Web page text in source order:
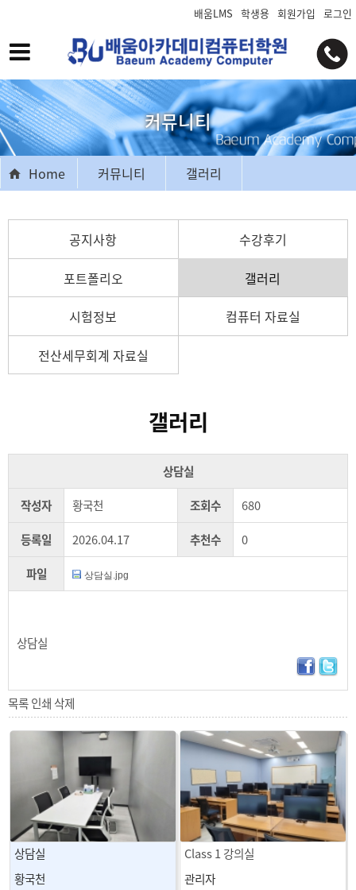
배움LMS 학생용 회원가입 로그인
커뮤니티
Home 커뮤니티 갤러리
공지사항 수강후기
포트폴리오 갤러리
시험정보 컴퓨터 자료실
전산세무회계 자료실
갤러리
상담실
작성자
황국천 조회수
680
등록일
2026.04.17 추천수
0
파일
상담실.jpg
상담실
목록인쇄 삭제
상담실
황국천
Class 1 강의실
관리자